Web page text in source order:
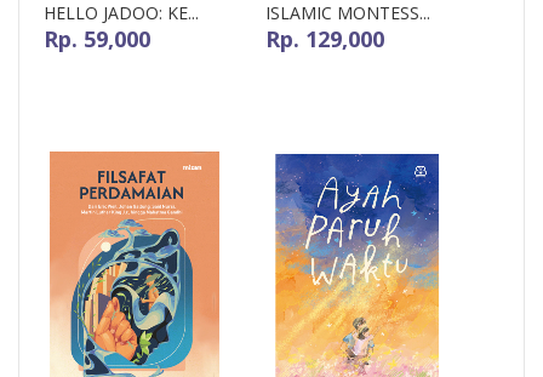
HELLO JADOO: KE...
Rp. 59,000
ISLAMIC MONTESS...
Rp. 129,000